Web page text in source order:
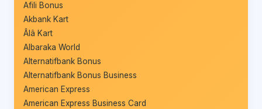
Afili Bonus
Akbank Kart
Âlâ Kart
Albaraka World
Alternatifbank Bonus
Alternatifbank Bonus Business
American Express
American Express Business Card